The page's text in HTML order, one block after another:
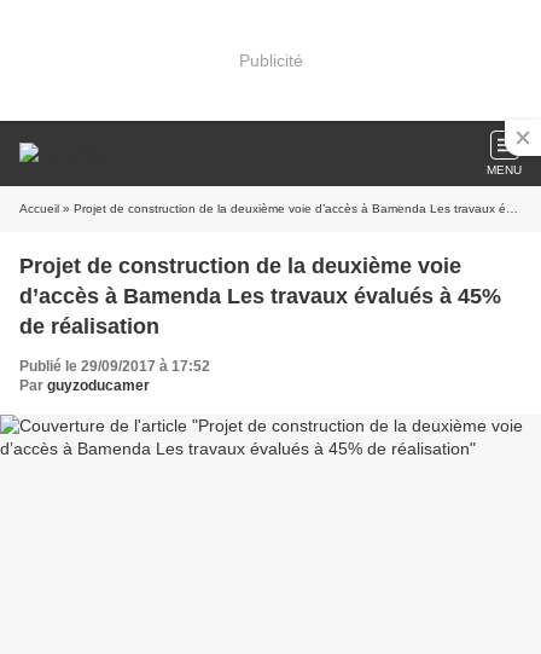
Publicité
MENU
Accueil » Projet de construction de la deuxième voie d’accès à Bamenda Les travaux évalués à 45% de réalisation
Projet de construction de la deuxième voie
d’accès à Bamenda Les travaux évalués à 45%
de réalisation
Publié le 29/09/2017 à 17:52
Par guyzoducamer